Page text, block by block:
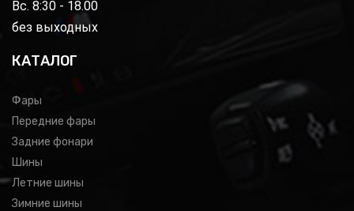
Вс. 8:30 - 18.00
без выходных
КАТАЛОГ
Фары
Передние фары
Задние фонари
Шины
Летние шины
Зимние шины